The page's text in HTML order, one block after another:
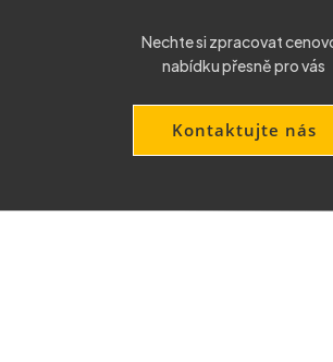
Nechte si zpracovat
nabídku přesně pro vás
Kontaktujte nás